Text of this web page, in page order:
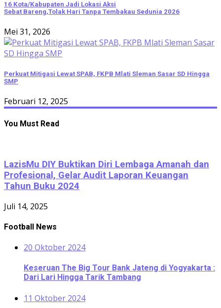
16 Kota/Kabupaten Jadi Lokasi Aksi
Sebat Bareng,Tolak Hari Tanpa Tembakau Sedunia 2026
Mei 31, 2026
Perkuat Mitigasi Lewat SPAB, FKPB Mlati Sleman Sasar SD Hingga
SMP
Februari 12, 2025
You Must Read
LazisMu DIY Buktikan Diri Lembaga Amanah dan
Profesional, Gelar Audit Laporan Keuangan
Tahun Buku 2024
Juli 14, 2025
Football News
20 Oktober 2024
Keseruan The Big Tour Bank Jateng di Yogyakarta :
Dari Lari Hingga Tarik Tambang
11 Oktober 2024